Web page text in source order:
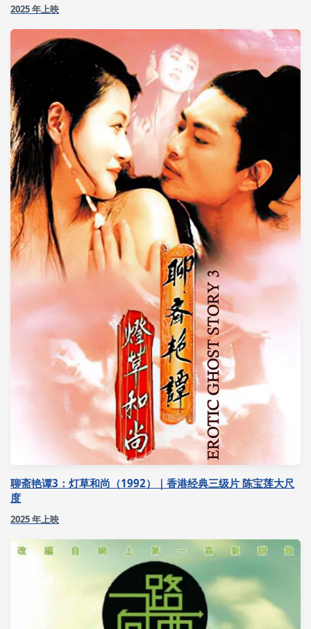
2025 年上映
聊斋艳谭3：灯草和尚（1992）｜香港经典三级片 陈宝莲大尺
度
2025 年上映